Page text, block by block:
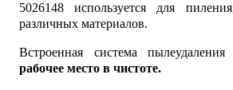
5026148 используется для
различных материалов.
Встроенная система пылеудаления
рабочее место в чистоте.